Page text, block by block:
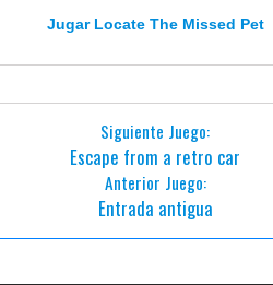
Jugar Locate The Missed Pet
Siguiente Juego:
Escape from a retro car
Anterior Juego:
Entrada antigua